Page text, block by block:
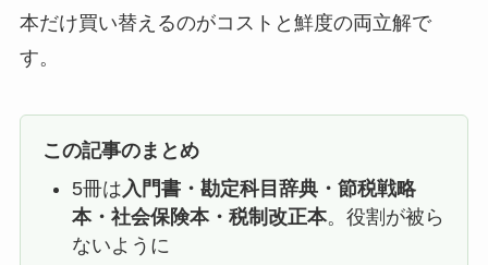
本だけ買い替えるのがコストと鮮度の両立解で
す。
この記事のまとめ
5冊は 入門書・勘定科目辞典・節税戦略
本・社会保険本・税制改正本。役割が被ら
ないように